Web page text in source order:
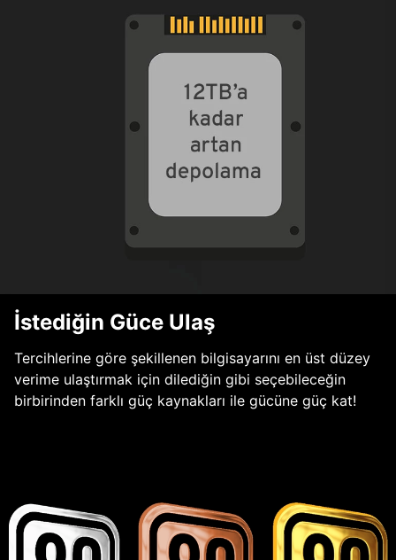
İstediğin Güce Ulaş
Tercihlerine göre şekillenen bilgisayarını en üst düzey
verime ulaştırmak için dilediğin gibi seçebileceğin
birbirinden farklı güç kaynakları ile gücüne güç kat!